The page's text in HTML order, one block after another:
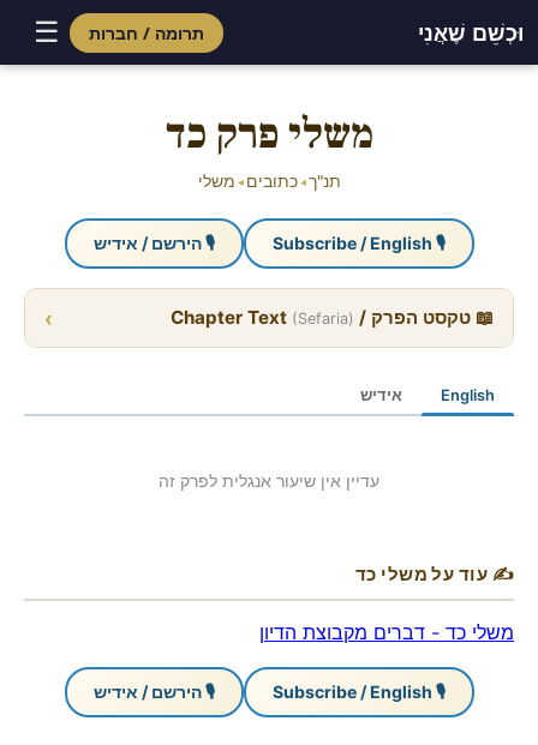
וּכְשֵׁם שֶׁאֲנִי תרומה / חברות ☰
משלי פרק כד
תנ"ך ◂ כתובים ◂ משלי
🎙 Subscribe / English 🎙 הירשם / אידיש
📖 טקסט הפרק / Chapter Text (Sefaria)
›
English אידיש
עדיין אין שיעור אנגלית לפרק זה
✍ עוד על משלי כד
משלי כד - דברים מקבוצת הדיון
🎙 Subscribe / English 🎙 הירשם / אידיש